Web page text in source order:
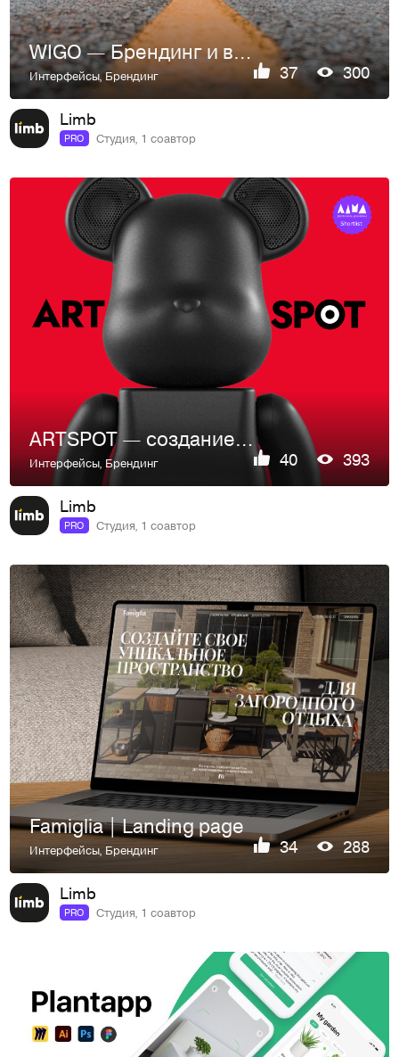
WIGO — Брендинг и веб-дизайн лизинговой компании
Интерфейсы,Брендинг 37 300
Limb
PRO Студия, 1 соавтор
ARTSPOT — создание бренда и e-commerce сайта
Интерфейсы, Брендинг 40 393
Limb
PRO Студия, 1 соавтор
Famiglia | Landing page
Интерфейсы, Брендинг 34 288
Limb
PRO Студия, 1 соавтор